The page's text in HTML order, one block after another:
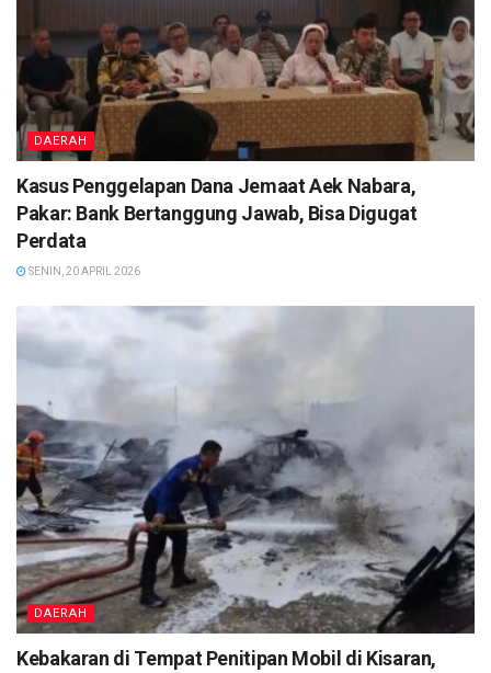
DAERAH
Kasus Penggelapan Dana Jemaat Aek Nabara,
Pakar: Bank Bertanggung Jawab, Bisa Digugat
Perdata
SENIN, 20 APRIL 2026
DAERAH
Kebakaran di Tempat Penitipan Mobil di Kisaran,